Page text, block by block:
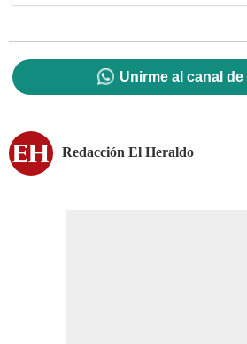
Unirme al canal
Redacción El Heraldo